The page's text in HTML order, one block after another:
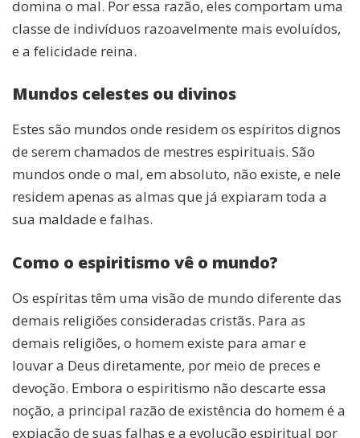
domina o mal. Por essa razão, eles comportam uma
classe de indivíduos razoavelmente mais evoluídos,
e a felicidade reina.
Mundos celestes ou divinos
Estes são mundos onde residem os espíritos dignos
de serem chamados de mestres espirituais. São
mundos onde o mal, em absoluto, não existe, e nele
residem apenas as almas que já expiaram toda a
sua maldade e falhas.
Como o espiritismo vê o mundo?
Os espíritas têm uma visão de mundo diferente das
demais religiões consideradas cristãs. Para as
demais religiões, o homem existe para amar e
louvar a Deus diretamente, por meio de preces e
devoção. Embora o espiritismo não descarte essa
noção, a principal razão de existência do homem é a
expiação de suas falhas e a evolução espiritual por